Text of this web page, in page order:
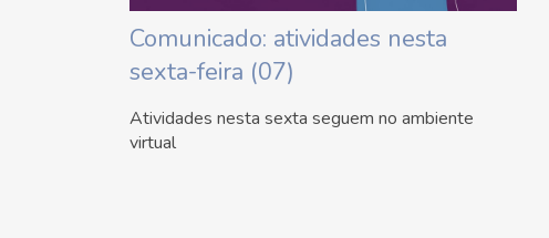
Comunicado: atividades nesta
sexta-feira (07)
Atividades nesta sexta seguem no ambiente
virtual